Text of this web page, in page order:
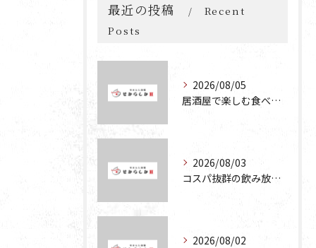
最近の投稿
Recent
Posts
2026/08/05
居酒屋で楽しむ食べ放題と飲み放題の魅力を深掘りする方法
2026/08/03
コスパ抜群の飲み放題が楽しめる居酒屋の魅力と食べ放題お好み焼きの楽しみ方
2026/08/02